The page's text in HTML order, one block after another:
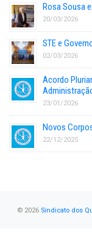
Rosa Sousa
20/03/2026
STE e
02/03/2026
Acordo
23/01/2026
Novos
22/12/2025
© 2026 Sindicato dos